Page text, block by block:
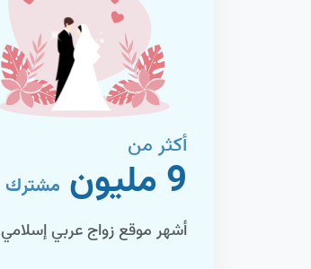
أكثر من
9 مليون مشترك
أشهر موقع زواج عربي إسلامي